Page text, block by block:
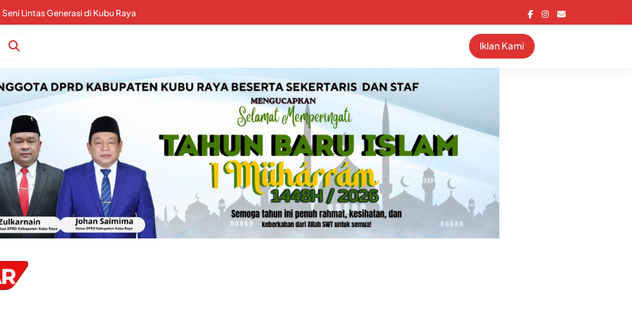
Lintas Generasi di Kubu Raya
Iklan Kami